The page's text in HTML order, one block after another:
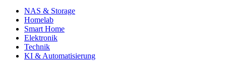
NAS & Storage
Homelab
Smart Home
Elektronik
Technik
KI & Automatisierung